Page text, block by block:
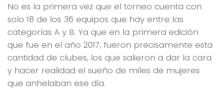
No es la primera vez que el torneo cuenta con
solo 18 de los 36 equipos que hay entre las
categorías A y B. Ya que en la primera edición
que fue en el año 2017, fueron precisamente esta
cantidad de clubes, los que salieron a dar la cara
y hacer realidad el sueño de miles de mujeres
que anhelaban ese día.